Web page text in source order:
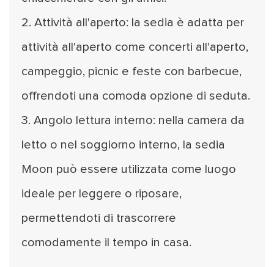
2. Attività all'aperto: la sedia è adatta per
attività all'aperto come concerti all'aperto,
campeggio, picnic e feste con barbecue,
offrendoti una comoda opzione di seduta.
3. Angolo lettura interno: nella camera da
letto o nel soggiorno interno, la sedia
Moon può essere utilizzata come luogo
ideale per leggere o riposare,
permettendoti di trascorrere
comodamente il tempo in casa.